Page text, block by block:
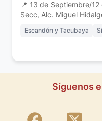
📍 13 de Septiembre/
Secc, Alc. Miguel
Escandón y Tacubaya
Síguenos